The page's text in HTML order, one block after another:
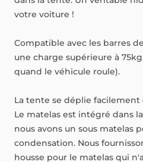
votre voiture !
Compatible avec les barres de
une charge supérieure à 75kg
quand le véhicule roule).
La tente se déplie facilement
Le matelas est intégré dans la
nous avons un sous matelas
condensation. Nous
housse pour le matelas qui